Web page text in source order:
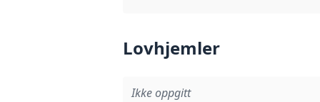
Lovhjemler
Ikke oppgitt